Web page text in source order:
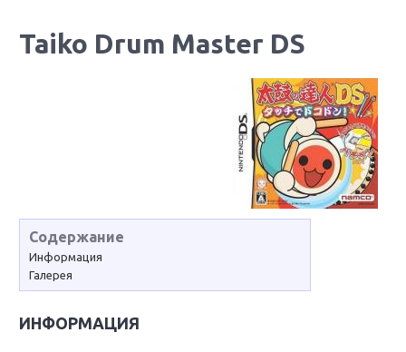
Taiko Drum Master DS
Содержание
Информация
Галерея
ИНФОРМАЦИЯ